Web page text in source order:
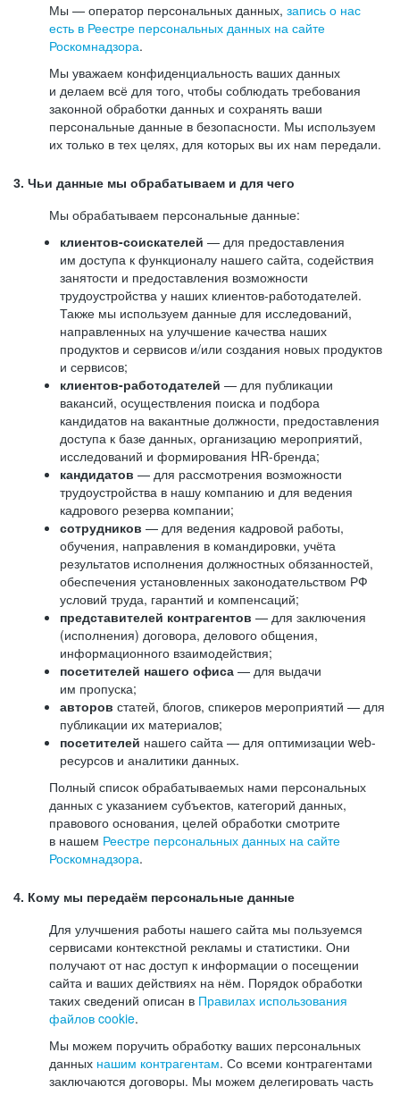
Мы — оператор персональных данных, запись о нас
есть в Реестре персональных данных на сайте
Роскомнадзора.
Мы уважаем конфиденциальность ваших данных
и делаем всё для того, чтобы соблюдать требования
законной обработки данных и сохранять ваши
персональные данные в безопасности. Мы используем
их только в тех целях, для которых вы их нам передали.
3. Чьи данные мы обрабатываем и для чего
Мы обрабатываем персональные данные:
клиентов-соискателей — для предоставления
им доступа к функционалу нашего сайта, содействия
занятости и предоставления возможности
трудоустройства у наших клиентов-работодателей.
Также мы используем данные для исследований,
направленных на улучшение качества наших
продуктов и сервисов и/или создания новых продуктов
и сервисов;
клиентов-работодателей — для публикации
вакансий, осуществления поиска и подбора
кандидатов на вакантные должности, предоставления
доступа к базе данных, организацию мероприятий,
исследований и формирования HR-бренда;
кандидатов — для рассмотрения возможности
трудоустройства в нашу компанию и для ведения
кадрового резерва компании;
сотрудников — для ведения кадровой работы,
обучения, направления в командировки, учёта
результатов исполнения должностных обязанностей,
обеспечения установленных законодательством РФ
условий труда, гарантий и компенсаций;
представителей контрагентов — для заключения
(исполнения) договора, делового общения,
информационного взаимодействия;
посетителей нашего офиса — для выдачи
им пропуска;
авторов статей, блогов, спикеров мероприятий — для
публикации их материалов;
посетителей нашего сайта — для оптимизации web-
ресурсов и аналитики данных.
Полный список обрабатываемых нами персональных
данных с указанием субъектов, категорий данных,
правового основания, целей обработки смотрите
в нашем Реестре персональных данных на сайте
Роскомнадзора.
4. Кому мы передаём персональные данные
Для улучшения работы нашего сайта мы пользуемся
сервисами контекстной рекламы и статистики. Они
получают от нас доступ к информации о посещении
сайта и ваших действиях на нём. Порядок обработки
таких сведений описан в Правилах использования
файлов cookie.
Мы можем поручить обработку ваших персональных
данных нашим контрагентам. Со всеми контрагентами
заключаются договоры. Мы можем делегировать часть